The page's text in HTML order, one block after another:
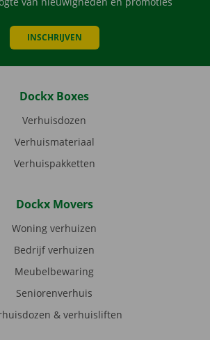
INSCHRIJVEN
Dockx Boxes
Verhuisdozen
Verhuismateriaal
Verhuispakketten
Dockx Movers
Woning verhuizen
Bedrijf verhuizen
Meubelbewaring
Seniorenverhuis
& verhuisliften